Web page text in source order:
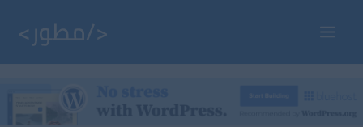
Main
Menu